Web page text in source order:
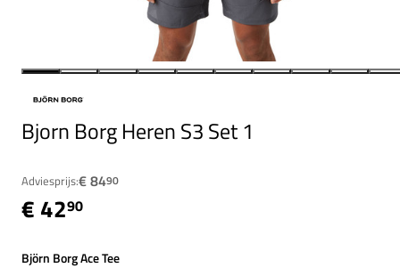
Bjorn Borg Heren S3 Set 1
Adviesprijs:€ 8490
€ 4290
Björn Borg Ace Tee